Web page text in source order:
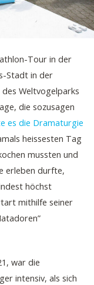
Tour in der
Stadt in der
Weltvogelparks
die sozusagen
es die Dramaturgie
heissesten Tag
mussten und
erleben durfte,
höchst
mithilfe seiner
war die
intensiv, als sich